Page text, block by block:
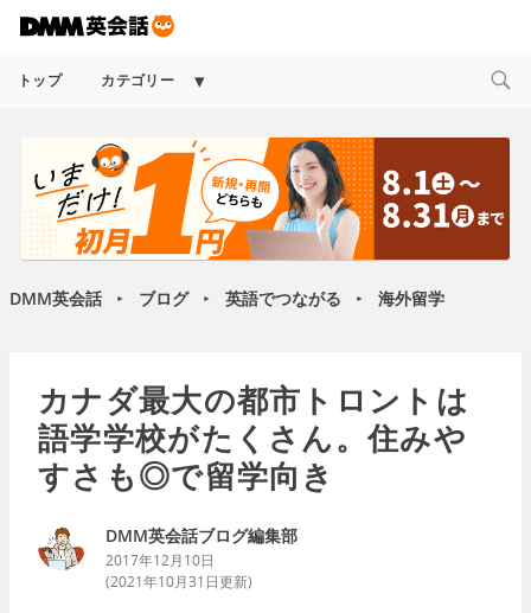
トップ カテゴリー
Expand
DMM英会話 ► ブログ ► 英語でつながる ► 海外留学
カナダ最大の都市トロントは
語学学校がたくさん。住みや
すさも◎で留学向き
DMM英会話ブログ編集部
2017年12月10日
(2021年10月31日更新)